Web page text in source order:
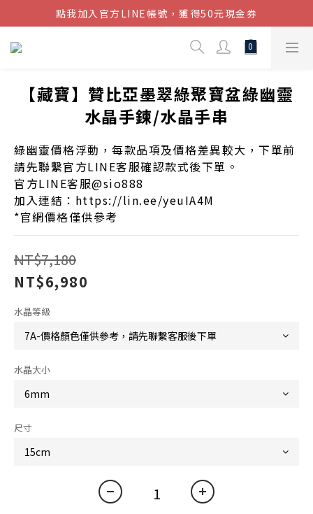
結帳金額滿$1080超取免運
結帳金額滿$1080超取免運
【藏寶】贊比亞墨翠綠聚寶盆綠幽靈
水晶手鍊/水晶手串
綠幽靈價格浮動，每款品項及價格差異較大，下單前
請先聯繫官方LINE客服確認款式後下單。
官方LINE客服@sio888
加入連結：https://lin.ee/yeuIA4M
*官網價格僅供參考
NT$7,180
NT$6,980
水晶等級
水晶大小
尺寸